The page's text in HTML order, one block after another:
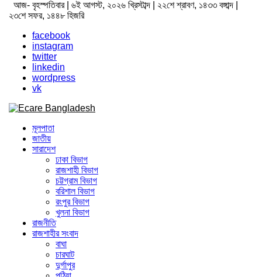
Skipআজ- বৃহস্পতিবার | ৬ই আগস্ট, ২০২৬ খ্রিস্টাব্দ | ২২শে শ্রাবণ, ১৪৩৩ বঙ্গাব্দ |
২৩শে সফর, ১৪৪৮ হিজরি
facebook
instagram
twitter
linkedin
wordpress
vk
অনলাইন নিউজ পোর্টাল
মূলপাতা
জাতীয়
সারাদেশ
ঢাকা বিভাগ
রাজশাহী বিভাগ
চট্টগ্রাম বিভাগ
বরিশাল বিভাগ
রংপুর বিভাগ
খুলনা বিভাগ
রাজনীতি
রাজশাহীর সংবাদ
বাঘা
চারঘাট
দুর্গাপুর